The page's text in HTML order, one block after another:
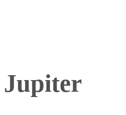
Jupiter